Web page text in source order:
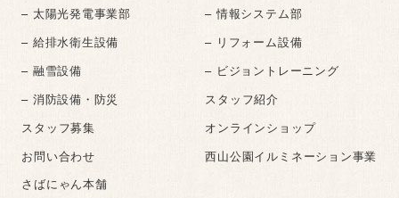
– 太陽光発電事業部
– 情報システム部
– 給排水衛生設備
– リフォーム設備
– 融雪設備
– ビジョントレーニング
– 消防設備・防災
スタッフ紹介
スタッフ募集
オンラインショップ
お問い合わせ
西山公園イルミネーション事業
さばにゃん本舗